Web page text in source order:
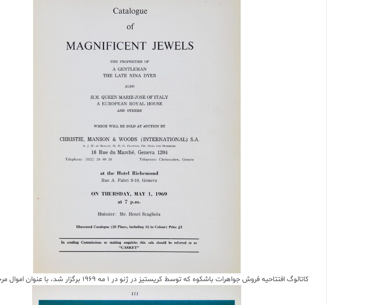
کاتالوگ افتتاحیه فروش جواهرات باشکوه که توسط کریستیز در ژنو در 1 مه 1969 برگزار شد، با عنوان اموال مرحوم نینا دایر